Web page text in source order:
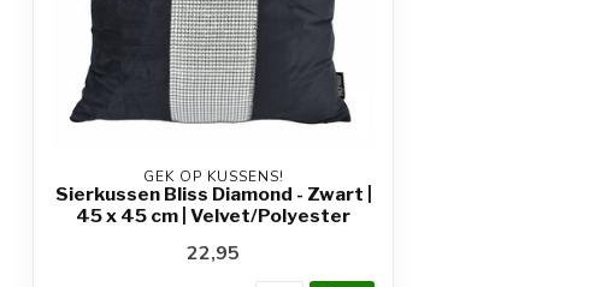
GEK OP KUSSENS!
Sierkussen Bliss Diamond - Zwart |
45 x 45 cm | Velvet/Polyester
22,95